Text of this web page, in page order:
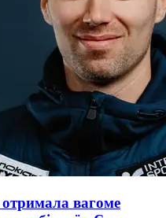
отримала вагоме